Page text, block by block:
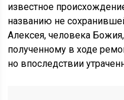
известное
названию не
Алексея, человека
полученному в ходе
но впоследствии